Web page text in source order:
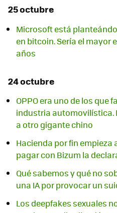
25 octubre
Microsoft está
en bitcoin. Sería el mayor
años
24 octubre
OPPO era uno de los que
industria automovilística.
a otro gigante chino
Hacienda por fin
pagar con Bizum la
Qué sabemos y qué no
una IA por provocar un
Los deepfakes sexuales